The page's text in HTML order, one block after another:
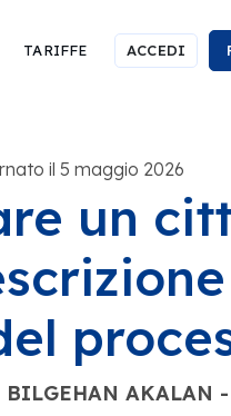
TARIFFE ACCEDI
il 5 maggio 2026
un
AKALAN